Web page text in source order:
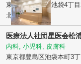
東京都豊島区上池袋4丁
北池テラス4F
医療法人社団星医会松
内科, 小児科, 皮膚科
東京都豊島区池袋本町3